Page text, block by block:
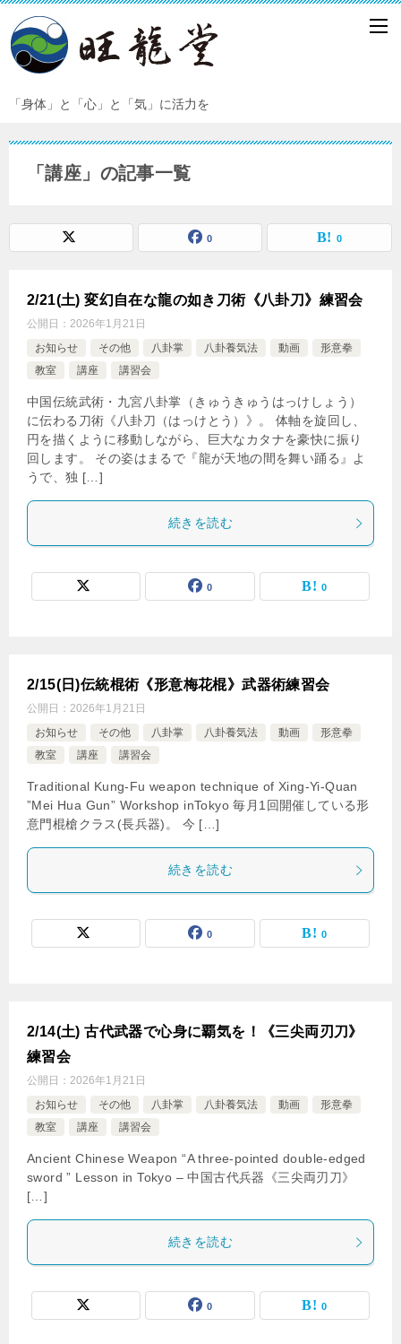
「身体」と「心」と「気」に活力を
「講座」の記事一覧
0 0
2/21(土) 変幻自在な龍の如き刀術《八卦刀》練習会
公開日： 2026年1月21日
お知らせ
その他 八卦掌 八卦養気法 動画
形意拳
教室
講座 講習会
中国伝統武術・九宮八卦掌（きゅうきゅうはっけしょう）
に伝わる刀術《八卦刀（はっけとう）》。 体軸を旋回し、
円を描くように移動しながら、巨大なカタナを豪快に振り
回します。 その姿はまるで『龍が天地の間を舞い踊る』よ
うで、独 […]
続きを読む
0 0
2/15(日)伝統棍術《形意梅花棍》武器術練習会
公開日： 2026年1月21日
お知らせ
その他 八卦掌 八卦養気法 動画
形意拳
教室
講座 講習会
Traditional Kung-Fu weapon technique of Xing-Yi-Quan
”Mei Hua Gun” Workshop inTokyo 毎月1回開催している形
意門棍槍クラス(長兵器)。 今 […]
続きを読む
0 0
2/14(土) 古代武器で心身に覇気を！《三尖両刃刀》
練習会
公開日： 2026年1月21日
お知らせ
その他 八卦掌 八卦養気法 動画
形意拳
教室
講座 講習会
Ancient Chinese Weapon “A three-pointed double-edged
sword ” Lesson in Tokyo – 中国古代兵器《三尖両刃刀》
[…]
続きを読む
0 0